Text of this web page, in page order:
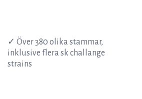
✓ Över 380 olika stammar,
inklusive flera sk challange
strains